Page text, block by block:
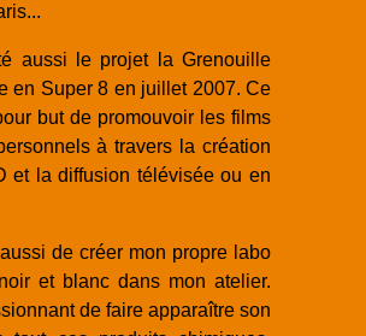
aussi le projet la Grenouille
en Super 8 en juillet 2007. Ce
but de promouvoir les films
à travers la création
et la diffusion télévisée ou en
de créer mon propre labo
et blanc dans mon atelier.
de faire apparaître son